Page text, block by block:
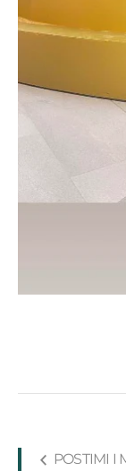
POSTIMI I